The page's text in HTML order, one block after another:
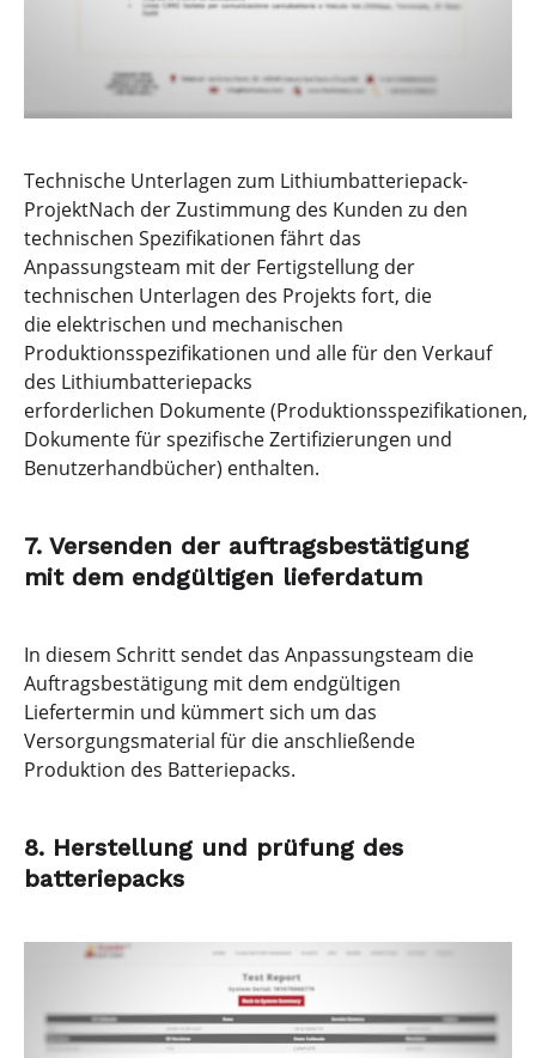
Technische Unterlagen zum Lithiumbatteriepack-
ProjektNach der Zustimmung des Kunden zu den
technischen Spezifikationen fährt das
Anpassungsteam mit der Fertigstellung der
technischen Unterlagen des Projekts fort, die
die elektrischen und mechanischen
Produktionsspezifikationen und alle für den Verkauf
des Lithiumbatteriepacks
erforderlichen Dokumente (Produktionsspezifikationen,
Dokumente für spezifische Zertifizierungen und
Benutzerhandbücher) enthalten.
7. Versenden der auftragsbestätigung
mit dem endgültigen lieferdatum
In diesem Schritt sendet das Anpassungsteam die
Auftragsbestätigung mit dem endgültigen
Liefertermin und kümmert sich um das
Versorgungsmaterial für die anschließende
Produktion des Batteriepacks.
8. Herstellung und prüfung des
batteriepacks